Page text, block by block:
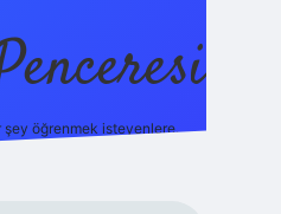
şey öğrenmek isteyenlere.